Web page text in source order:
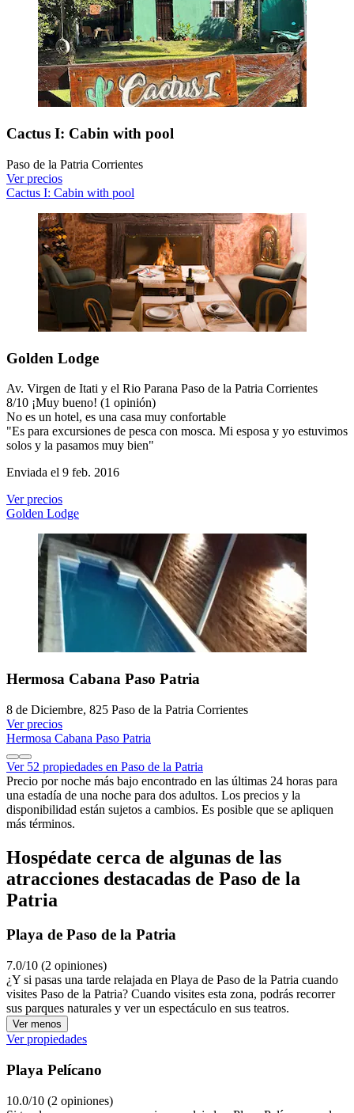
Cactus I: Cabin with pool
Paso de la Patria Corrientes
Ver precios
Cactus I: Cabin with pool
Golden Lodge
Av. Virgen de Itati y el Rio Parana Paso de la Patria Corrientes
8/10 ¡Muy bueno! (1 opinión)
No es un hotel, es una casa muy confortable
"Es para excursiones de pesca con mosca. Mi esposa y yo estuvimos
solos y la pasamos muy bien"
Enviada el 9 feb. 2016
Ver precios
Golden Lodge
Hermosa Cabana Paso Patria
8 de Diciembre, 825 Paso de la Patria Corrientes
Ver precios
Hermosa Cabana Paso Patria
Ver 52 propiedades en Paso de la Patria
Precio por noche más bajo encontrado en las últimas 24 horas para
una estadía de una noche para dos adultos. Los precios y la
disponibilidad están sujetos a cambios. Es posible que se apliquen
más términos.
Hospédate cerca de algunas de las
atracciones destacadas de Paso de la
Patria
Playa de Paso de la Patria
7.0/10 (2 opiniones)
¿Y si pasas una tarde relajada en Playa de Paso de la Patria cuando
visites Paso de la Patria? Cuando visites esta zona, podrás recorrer
sus parques naturales y ver un espectáculo en sus teatros.
Ver menos
Ver propiedades
Playa Pelícano
10.0/10 (2 opiniones)